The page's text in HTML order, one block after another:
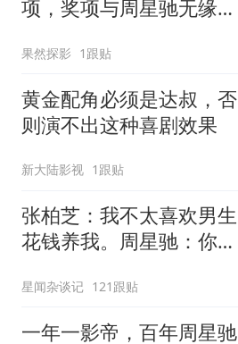
项，奖项与周星驰无缘，
果然探影 1跟贴
黄金配角必须是达叔，否
则演不出这种喜剧效果
新大陆影视 1跟贴
张柏芝：我不太喜欢男生
花钱养我。周星驰：你不
星闻杂谈记 121跟贴
一年一影帝，百年周星驰